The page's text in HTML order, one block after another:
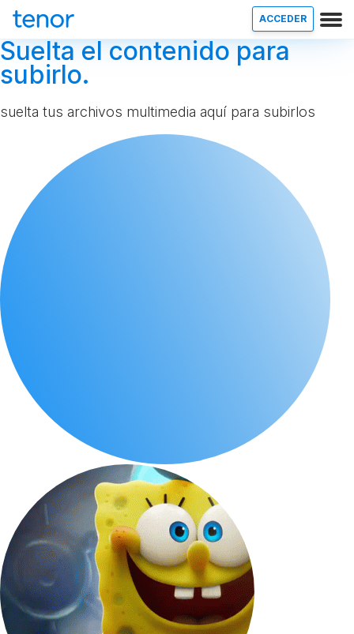
ACCEDER
Suelta el contenido para
subirlo.
suelta tus archivos multimedia aquí para subirlos